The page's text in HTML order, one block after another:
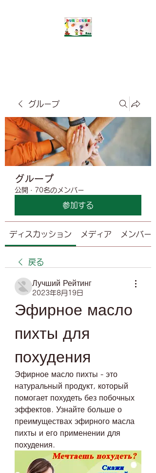
グループ
グループ
公開 · 70名のメンバー
参加する
ディスカッション メディア メンバー
戻る
Лучший Рейтинг
2023年8月19日
Эфирное масло
пихты для
похудения
Эфирное масло пихты - это
натуральный продукт, который
помогает похудеть без побочных
эффектов. Узнайте больше о
преимуществах эфирного масла
пихты и его применении для
похудения.